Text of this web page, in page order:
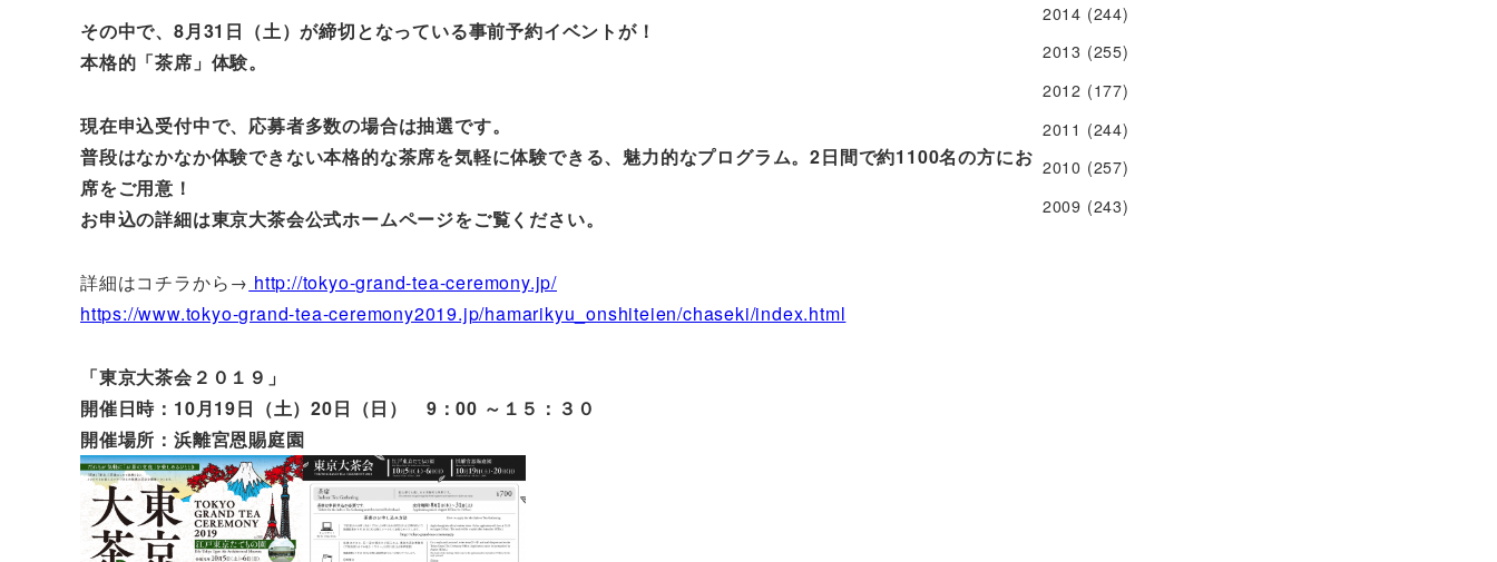
その中で、8月31日（土）が締切となっている事前予約イベントが！
本格的「茶席」体験。
現在申込受付中で、応募者多数の場合は抽選です。
普段はなかなか体験できない本格的な茶席を気軽に体験できる、魅力的なプログラム。2日間で約1100名の方にお
席をご用意！
お申込の詳細は東京大茶会公式ホームページをご覧ください。
詳細はコチラから→ http://tokyo-grand-tea-ceremony.jp/
https://www.tokyo-grand-tea-ceremony2019.jp/hamarikyu_onshiteien/chaseki/index.html
「東京大茶会２０１９」
開催日時：10月19日（土）20日（日） 9：00 ～１５：３０
開催場所：浜離宮恩賜庭園
2014 (244)
2013 (255)
2012 (177)
2011 (244)
2010 (257)
2009 (243)